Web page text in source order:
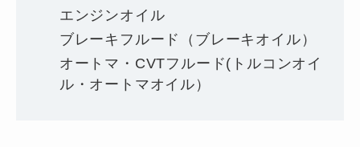
エンジンオイル
ブレーキフルード（ブレーキオイル）
オートマ・CVTフルード(トルコンオイ
ル・オートマオイル）